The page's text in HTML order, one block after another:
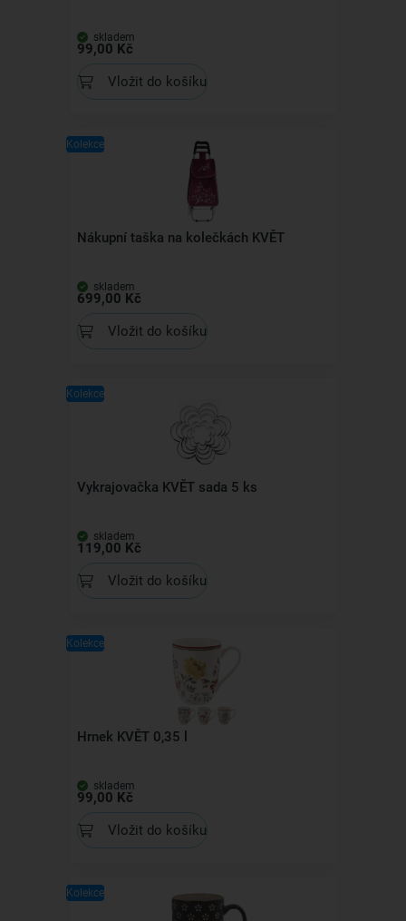
skladem
99,00 Kč
Vložit do košíku
Kolekce
Nákupní taška na kolečkách KVĚT
skladem
699,00 Kč
Vložit do košíku
Kolekce
Vykrajovačka KVĚT sada 5 ks
skladem
119,00 Kč
Vložit do košíku
Kolekce
Hrnek KVĚT 0,35 l
skladem
99,00 Kč
Vložit do košíku
Kolekce